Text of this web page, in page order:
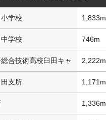
学校 1,833m
学校 746m
合技術高校臼田キャ 2,222m
支所 1,171m
1,336m